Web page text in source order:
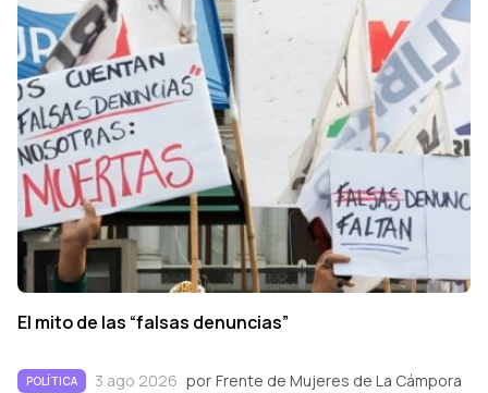
El mito de las “falsas denuncias”
POLÍTICA 3 ago 2026 por Frente de Mujeres de La Cámpora